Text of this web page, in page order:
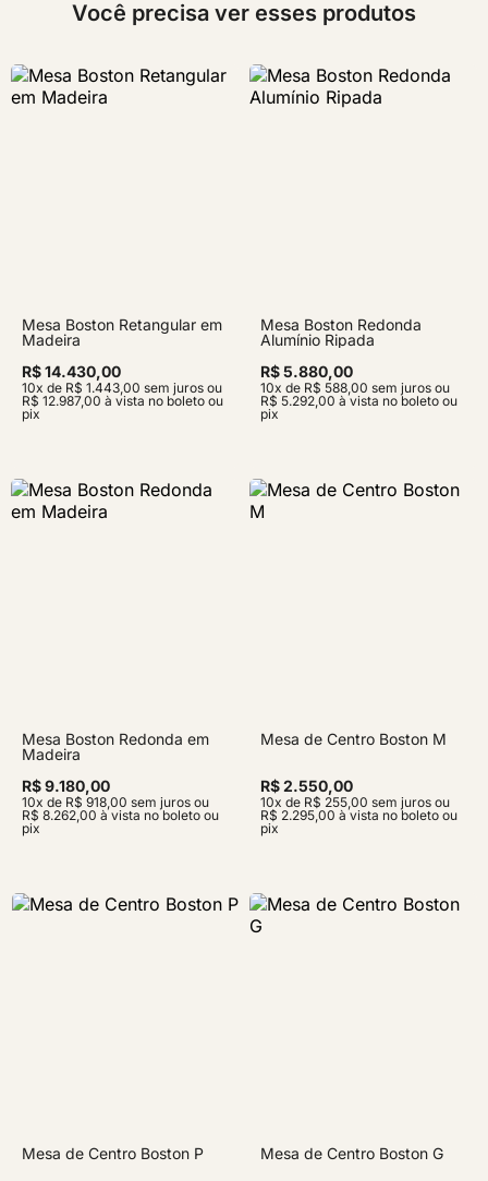
Você precisa ver esses produtos
Mesa Boston Retangular em
Madeira
R$ 14.430,00
10x de R$ 1.443,00 sem juros ou
R$ 12.987,00 à vista no boleto ou
pix
Mesa Boston Redonda
Alumínio Ripada
R$ 5.880,00
10x de R$ 588,00 sem juros ou
R$ 5.292,00 à vista no boleto ou
pix
Mesa Boston Redonda em
Madeira
R$ 9.180,00
10x de R$ 918,00 sem juros ou
R$ 8.262,00 à vista no boleto ou
pix
Mesa de Centro Boston M
R$ 2.550,00
10x de R$ 255,00 sem juros ou
R$ 2.295,00 à vista no boleto ou
pix
Mesa de Centro Boston P Mesa de Centro Boston G